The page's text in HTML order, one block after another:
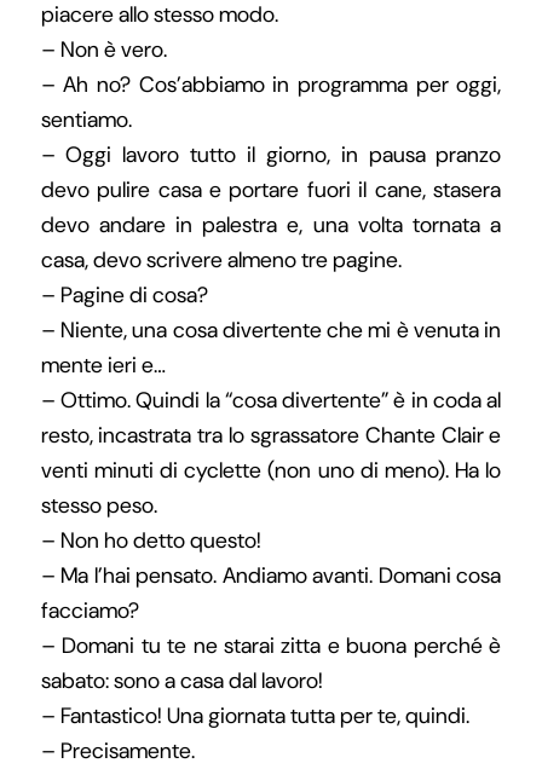
piacere allo stesso modo.
– Non è vero.
– Ah no? Cos’abbiamo in programma per oggi,
sentiamo.
– Oggi lavoro tutto il giorno, in pausa pranzo
devo pulire casa e portare fuori il cane, stasera
devo andare in palestra e, una volta tornata a
casa, devo scrivere almeno tre pagine.
– Pagine di cosa?
– Niente, una cosa divertente che mi è venuta in
mente ieri e…
– Ottimo. Quindi la “cosa divertente” è in coda al
resto, incastrata tra lo sgrassatore Chante Clair e
venti minuti di cyclette (non uno di meno). Ha lo
stesso peso.
– Non ho detto questo!
– Ma l’hai pensato. Andiamo avanti. Domani cosa
facciamo?
– Domani tu te ne starai zitta e buona perché è
sabato: sono a casa dal lavoro!
– Fantastico! Una giornata tutta per te, quindi.
– Precisamente.